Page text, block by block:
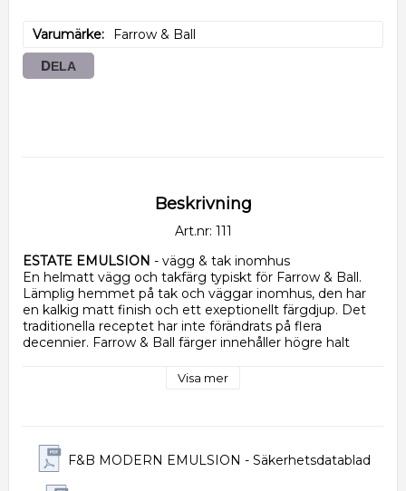
Varumärke Farrow & Ball
DELA
Beskrivning
Art.nr: 111
ESTATE EMULSION - vägg & tak inomhus
En helmatt vägg och takfärg typiskt för Farrow & Ball.
Lämplig hemmet på tak och väggar inomhus, den har
en kalkig matt finish och ett exeptionellt färgdjup. Det
traditionella receptet har inte förändrats på flera
decennier. Farrow & Ball färger innehåller högre halt
• Torkbar
• Miljövänlig, låg VOC
Visa mer
F&B MODERN EMULSION - Säkerhetsdatablad